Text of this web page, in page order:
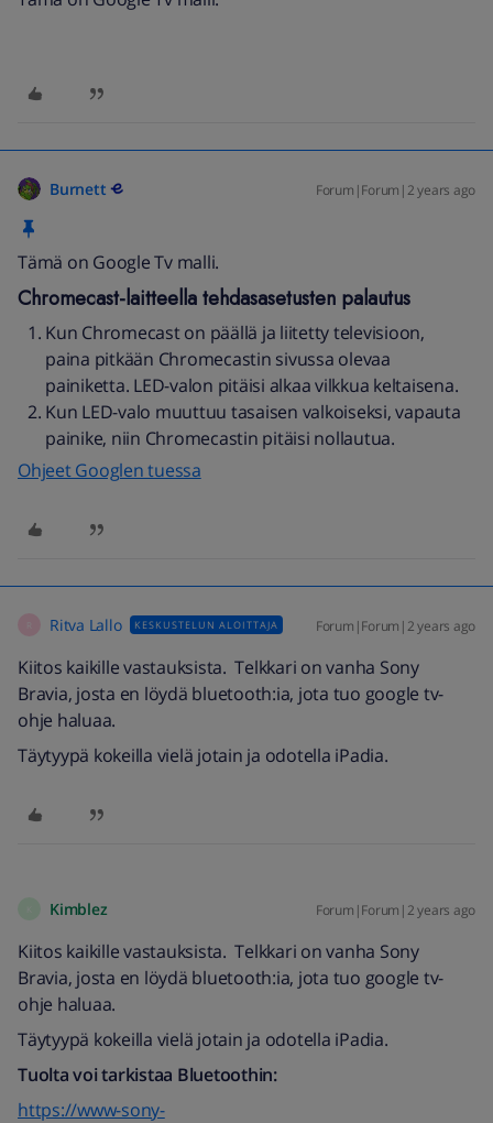
Burnett Forum|Forum|2 years ago
Tämä on Google Tv malli.
Chromecast-laitteella tehdasasetusten palautus
Kun Chromecast on päällä ja liitetty televisioon,
paina pitkään Chromecastin sivussa olevaa
painiketta. LED-valon pitäisi alkaa vilkkua keltaisena.
Kun LED-valo muuttuu tasaisen valkoiseksi, vapauta
painike, niin Chromecastin pitäisi nollautua.
Ohjeet Googlen tuessa
Ritva Lallo KESKUSTELUN ALOITTAJA Forum|Forum|2 years ago
Kiitos kaikille vastauksista. Telkkari on vanha Sony
Bravia, josta en löydä bluetooth:ia, jota tuo google tv-
ohje haluaa.
Täytyypä kokeilla vielä jotain ja odotella iPadia.
Kimblez Forum|Forum|2 years ago
Kiitos kaikille vastauksista. Telkkari on vanha Sony
Bravia, josta en löydä bluetooth:ia, jota tuo google tv-
ohje haluaa.
Täytyypä kokeilla vielä jotain ja odotella iPadia.
Tuolta voi tarkistaa Bluetoothin:
https://www-sony-